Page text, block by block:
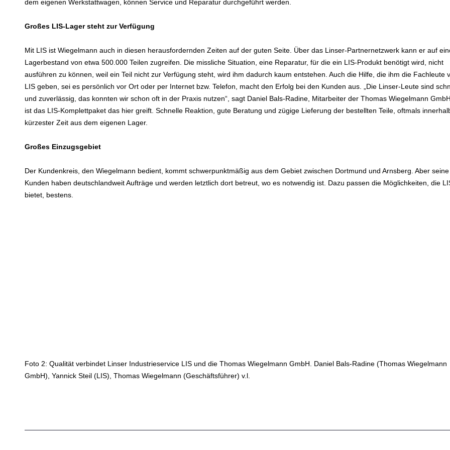
dem eigenen Werkstattwagen, können Service und Reparatur durchgeführt werden.
Großes LIS-Lager steht zur Verfügung
Mit LIS ist Wiegelmann auch in diesen herausfordernden Zeiten auf der guten Seite. Über das Linser-Partnernetzwerk kann er auf
Lagerbestand von etwa 500.000 Teilen zugreifen. Die missliche Situation, eine Reparatur, für die ein LIS-Produkt benötigt wird, nicht
ausführen zu können, weil ein Teil nicht zur Verfügung steht, wird ihm dadurch kaum entstehen. Auch die Hilfe, die ihm die Fachleute
LIS geben, sei es persönlich vor Ort oder per Internet bzw. Telefon, macht den Erfolg bei den Kunden aus. „Die Linser-Leute sind
und zuverlässig, das konnten wir schon oft in der Praxis nutzen“, sagt Daniel Bals-Radine, Mitarbeiter der Thomas Wiegelmann
ist das LIS-Komplettpaket das hier greift. Schnelle Reaktion, gute Beratung und zügige Lieferung der bestellten Teile, oftmals
kürzester Zeit aus dem eigenen Lager.
Großes Einzugsgebiet
Der Kundenkreis, den Wiegelmann bedient, kommt schwerpunktmäßig aus dem Gebiet zwischen Dortmund und Arnsberg. Aber seine
Kunden haben deutschlandweit Aufträge und werden letztlich dort betreut, wo es notwendig ist. Dazu passen die Möglichkeiten, die
bietet, bestens.
Foto 2: Qualität verbindet Linser Industrieservice LIS und die Thomas Wiegelmann GmbH. Daniel Bals-Radine (Thomas Wiegelmann
GmbH), Yannick Steil (LIS), Thomas Wiegelmann (Geschäftsführer) v.l.